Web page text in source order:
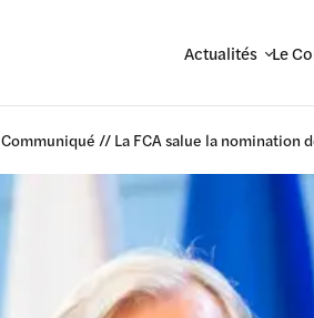
Actualités Le
Communiqué // La FCA salue la nomination